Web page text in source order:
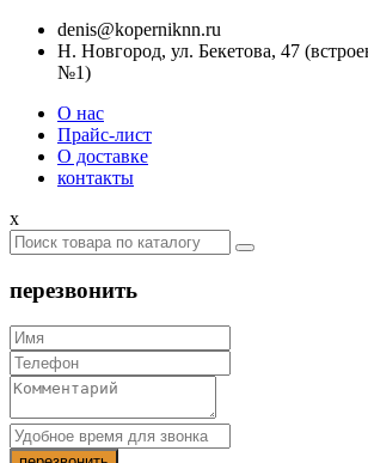
denis@koperniknn.ru
Н. Новгород, ул. Бекетова, 47
№1)
О нас
Прайс-лист
О доставке
контакты
x
перезвонить